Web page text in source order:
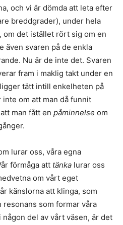
och vi är dömda att leta efter
breddgrader), under hela
om det istället rört sig om en
även svaren på de enkla
Nu är de inte det. Svaren
fram i maklig takt under en
tätt intill enkelheten på
om att man då funnit
man fått en påminnelse om
lurar oss, våra egna
förmåga att tänka lurar oss
om vårt eget
känslorna att klinga, som
som formar våra
del av vårt väsen, är det